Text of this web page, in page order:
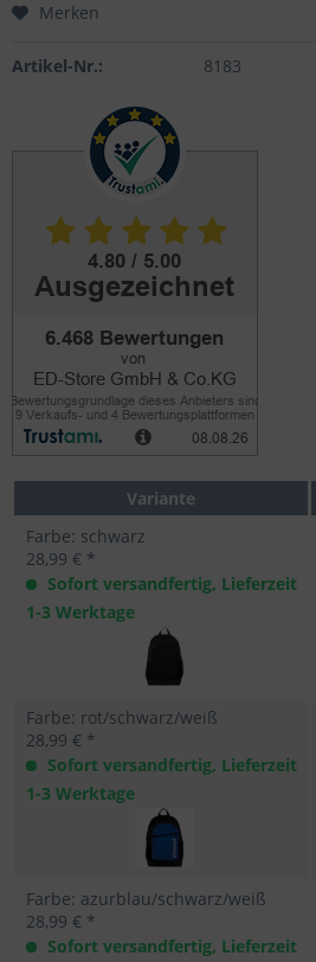
Merken
Artikel-Nr.: 8183
Variante
Farbe: schwarz
28,99 € *
Sofort versandfertig, Lieferzeit
1-3 Werktage
Farbe: rot/schwarz/weiß
28,99 € *
Sofort versandfertig, Lieferzeit
1-3 Werktage
Farbe: azurblau/schwarz/weiß
28,99 € *
Sofort versandfertig, Lieferzeit